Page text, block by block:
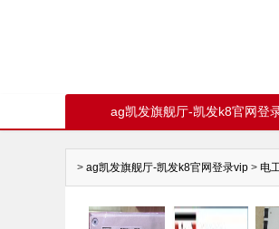
ag凯发旗舰厅-凯发k8官网登
> ag凯发旗舰厅-凯发k8官网登录vip > 电